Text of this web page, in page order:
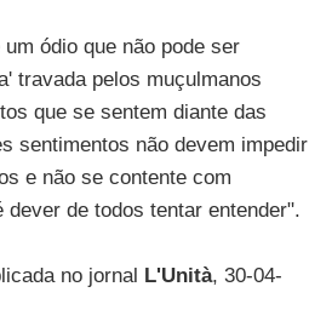
um ódio que não pode ser
travada pelos muçulmanos
que se sentem diante das
sentimentos não devem impedir
e não se contente com
de todos tentar entender".
no jornal L'Unità, 30-04-